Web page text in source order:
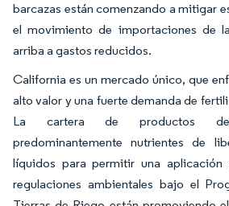
barcazas están comenzando a mitigar
el movimiento de importaciones de
arriba a gastos reducidos.
California es un mercado único, que
alto valor y una fuerte demanda de
La cartera de productos
predominantemente nutrientes de
líquidos para permitir una aplicación
regulaciones ambientales bajo el